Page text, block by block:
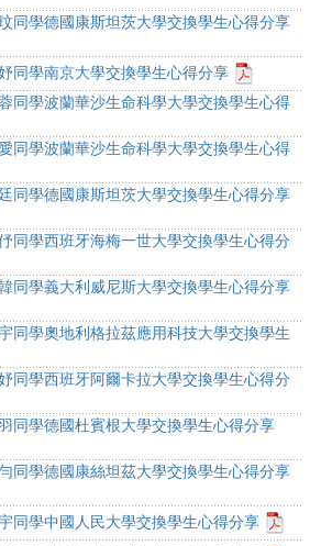
同學德國康斯坦茨⼤學交換學生心得分享
同學南京大學交換學生心得分享
同學波蘭華沙生命科學大學交換學生心得
同學波蘭華沙生命科學大學交換學生心得
同學德國康斯坦茨大學交換學生心得分享
同學西班牙海梅一世大學交換學生心得分
同學義大利威尼斯大學交換學生心得分享
同學奧地利格拉茲應用科技大學交換學生
同學西班牙阿爾卡拉大學交換學生心得分
同學德國杜賓根大學交換學生心得分享
同學德國康絲坦茲大學交換學生心得分享
同學中國人民大學交換學生心得分享